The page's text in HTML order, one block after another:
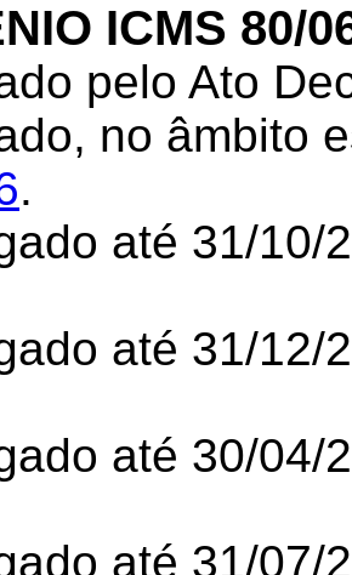
ICMS 80/
pelo Ato
no âmbito
.
até 31/10/
até 31/12/
até 30/04/
até 31/